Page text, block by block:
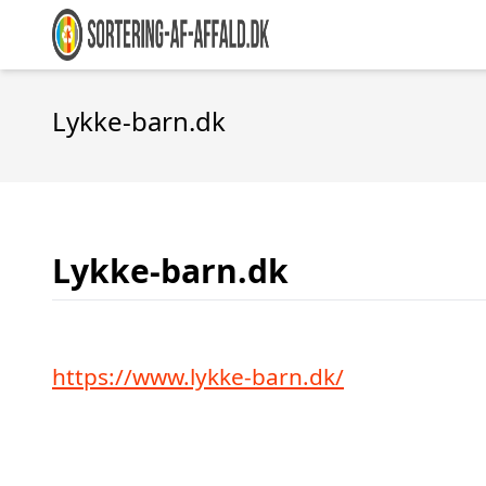
Lykke-barn.dk
Lykke-barn.dk
https://www.lykke-barn.dk/